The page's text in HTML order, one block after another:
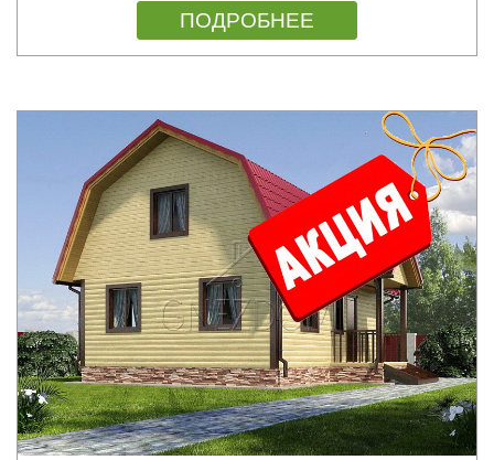
ПОДРОБНЕЕ